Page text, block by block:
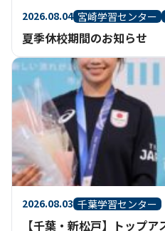
2026.08.04 宮崎学習センター
夏季休校期間のお知らせ
2026.08.03 千葉学習センター